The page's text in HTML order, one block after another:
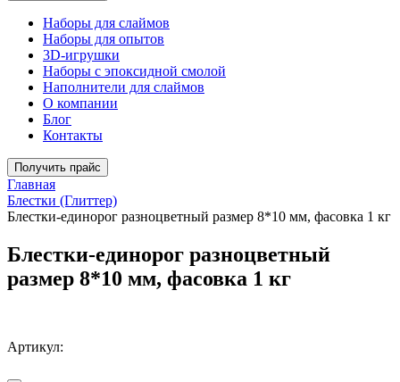
Наборы для слаймов
Наборы для опытов
3D-игрушки
Наборы с эпоксидной смолой
Наполнители для слаймов
О компании
Блог
Контакты
Получить прайс
Главная
Блестки (Глиттер)
Блестки-единорог разноцветный размер 8*10 мм, фасовка 1 кг
Блестки-единорог разноцветный
размер 8*10 мм, фасовка 1 кг
Артикул: